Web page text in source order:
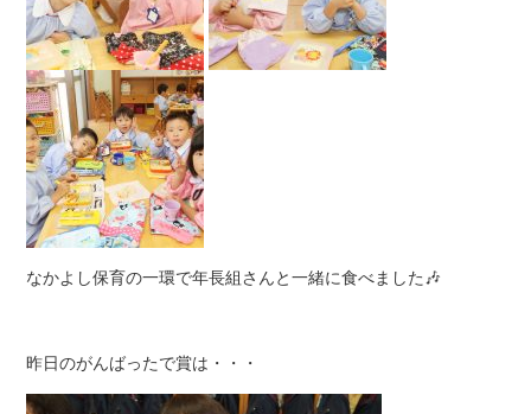
なかよし保育の一環で年長組さんと一緒に食べました🎶
昨日のがんばったで賞は・・・